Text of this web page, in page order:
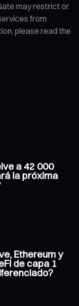
may restrict or
from
please read the
a 42 000
la próxima
Ethereum y
de capa 1